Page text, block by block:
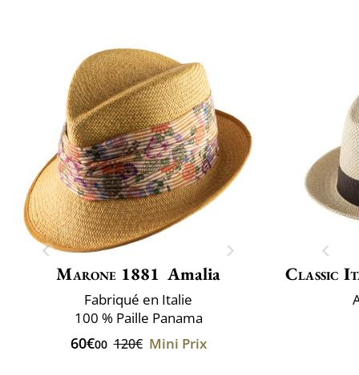
Marone 1881 Amalia
Fabriqué en Italie
100 % Paille Panama
60€00 120€ Mini Prix
Classic